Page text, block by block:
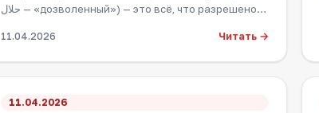
حلال — «дозволенный») — это всё, что разрешено
11.04.2026 Читать →
11.04.2026